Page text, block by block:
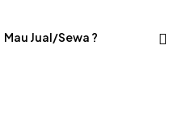
Mau Jual/Sewa ?